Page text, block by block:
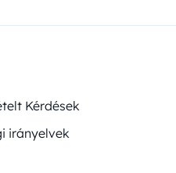
Kérdések
irányelvek